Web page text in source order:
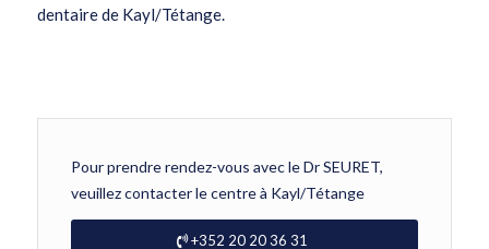
dentaire de Kayl/Tétange.
Pour prendre rendez-vous avec le Dr SEURET,
veuillez contacter le centre à Kayl/Tétange
+352 20 20 36 31